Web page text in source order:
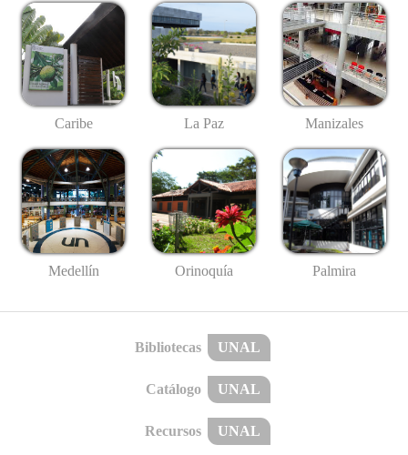
Caribe La Paz Manizales
Medellín Orinoquía Palmira
Bibliotecas UNAL
Catálogo UNAL
Recursos UNAL